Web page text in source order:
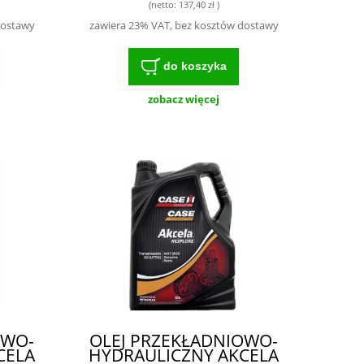
(netto: 137,40 zł)
zawiera 23% VAT, bez kosztów dostawy
do koszyka
zobacz więcej
OLEJ PRZEKŁADNIOWO-
HYDRAULICZNY AKCELA